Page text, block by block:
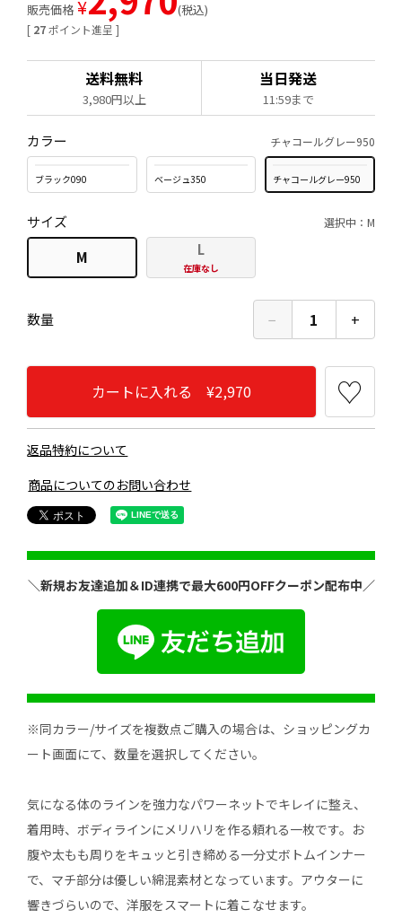
[ 27 ポイント進呈 ]
販売価格 ¥ 税込
送料無料
3,980円以上
当日発送
11:59まで
カラー チャコールグレー950
ブラック090 ベージュ350 チャコールグレー950
サイズ 選択中：M
M L
在庫なし
数量 − 1 +
カートに入れる ¥2,970
返品特約について
商品についてのお問い合わせ
＼新規お友達追加＆ID連携で最大600円OFFクーポン配布中／
※同カラー/サイズを複数点ご購入の場合は、ショッピングカ
ート画面にて、数量を選択してください。
気になる体のラインを強力なパワーネットでキレイに整え、
着用時、ボディラインにメリハリを作る頼れる一枚です。お
腹や太もも周りをキュッと引き締める一分丈ボトムインナー
で、マチ部分は優しい綿混素材となっています。アウターに
響きづらいので、洋服をスマートに着こなせます。